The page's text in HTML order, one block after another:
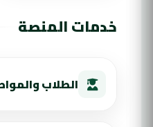
خدمات المنصة
الطلاب